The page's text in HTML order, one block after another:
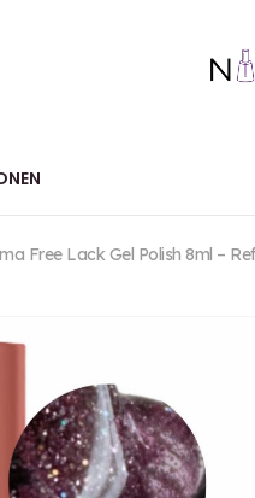
Free Lack Gel Polish 8ml –